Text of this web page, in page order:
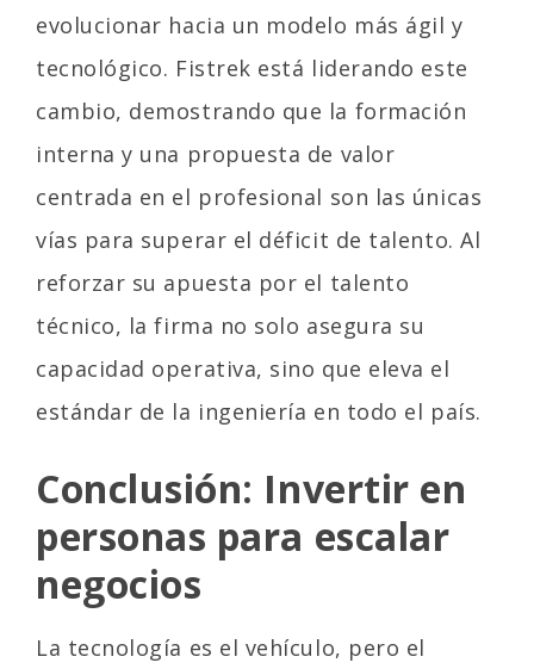
evolucionar hacia un modelo más ágil y
tecnológico. Fistrek está liderando este
cambio, demostrando que la formación
interna y una propuesta de valor
centrada en el profesional son las únicas
vías para superar el déficit de talento. Al
reforzar su apuesta por el talento
técnico, la firma no solo asegura su
capacidad operativa, sino que eleva el
estándar de la ingeniería en todo el país.
Conclusión: Invertir en
personas para escalar
negocios
La tecnología es el vehículo, pero el